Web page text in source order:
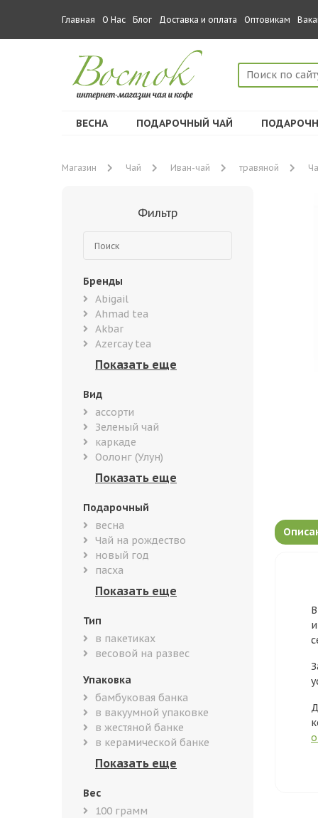
Главная О Нас Блог Доставка и оплата Оптовикам
ВЕСНА ПОДАРОЧНЫЙ ЧАЙ
Магазин Чай Иван-чай травяной
Фильтр
Бренды
Abigail
Ahmad tea
Akbar
Azercay tea
Вид
ассорти
Зеленый чай
каркаде
Оолонг (Улун)
Подарочный
весна
Чай на рождество
новый год
пасха
Тип
в пакетиках
весовой на развес
Упаковка
бамбуковая банка
в вакуумной упаковке
в жестяной банке
в керамической банке
Вес
100 грамм